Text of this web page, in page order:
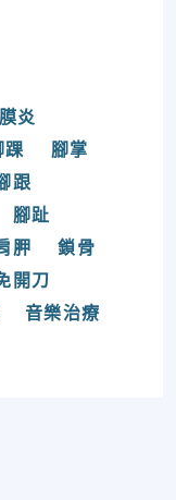
炎
踝
腳掌
跟
腳趾
胛
鎖骨
開刀
音樂治療